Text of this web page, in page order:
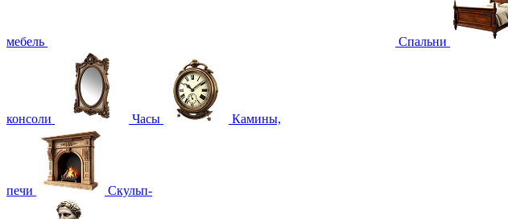
мебель Спальни
консоли Часы Камины,
печи Скульп-